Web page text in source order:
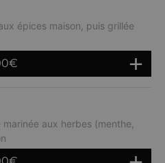
épices maison, puis grillée
€
aux herbes (menthe,